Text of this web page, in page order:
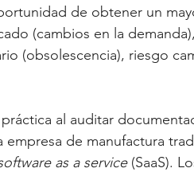
de obtener un
(cambios en la
(obsolescencia), riesgo
al auditar
de manufactura
as a service (SaaS).